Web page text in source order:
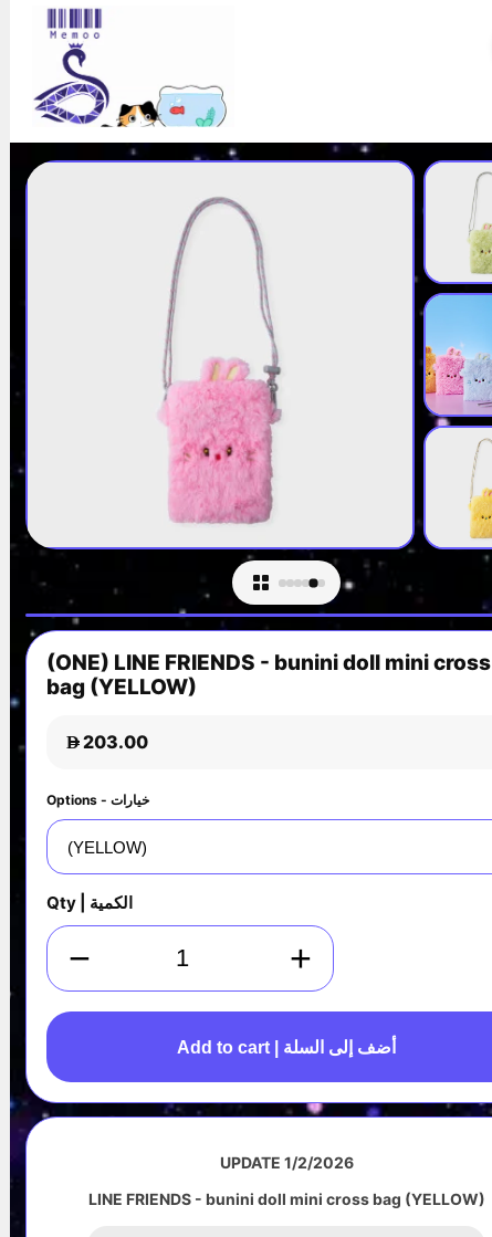
(ONE) LINE FRIENDS - bunini doll mini cross
bag (YELLOW)
D203.00
Options - خيارات
Qty | الكمية
− +
Add to cart | أضف إلى السلة
UPDATE 1/2/2026
LINE FRIENDS - bunini doll mini cross bag (YELLOW)